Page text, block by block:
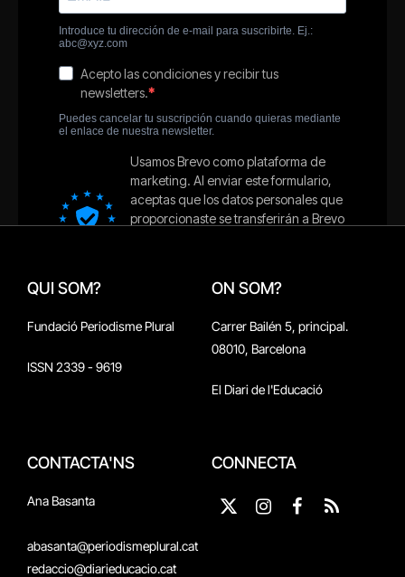
QUI SOM?
Fundació Periodisme Plural
ISSN 2339 - 9619
ON SOM?
Carrer Bailén 5, principal.
08010, Barcelona
El Diari de l'Educació
CONTACTA'NS
Ana Basanta
abasanta@periodismeplural.cat
redaccio@diarieducacio.cat
CONNECTA
X
Instagram
Facebook
RSS